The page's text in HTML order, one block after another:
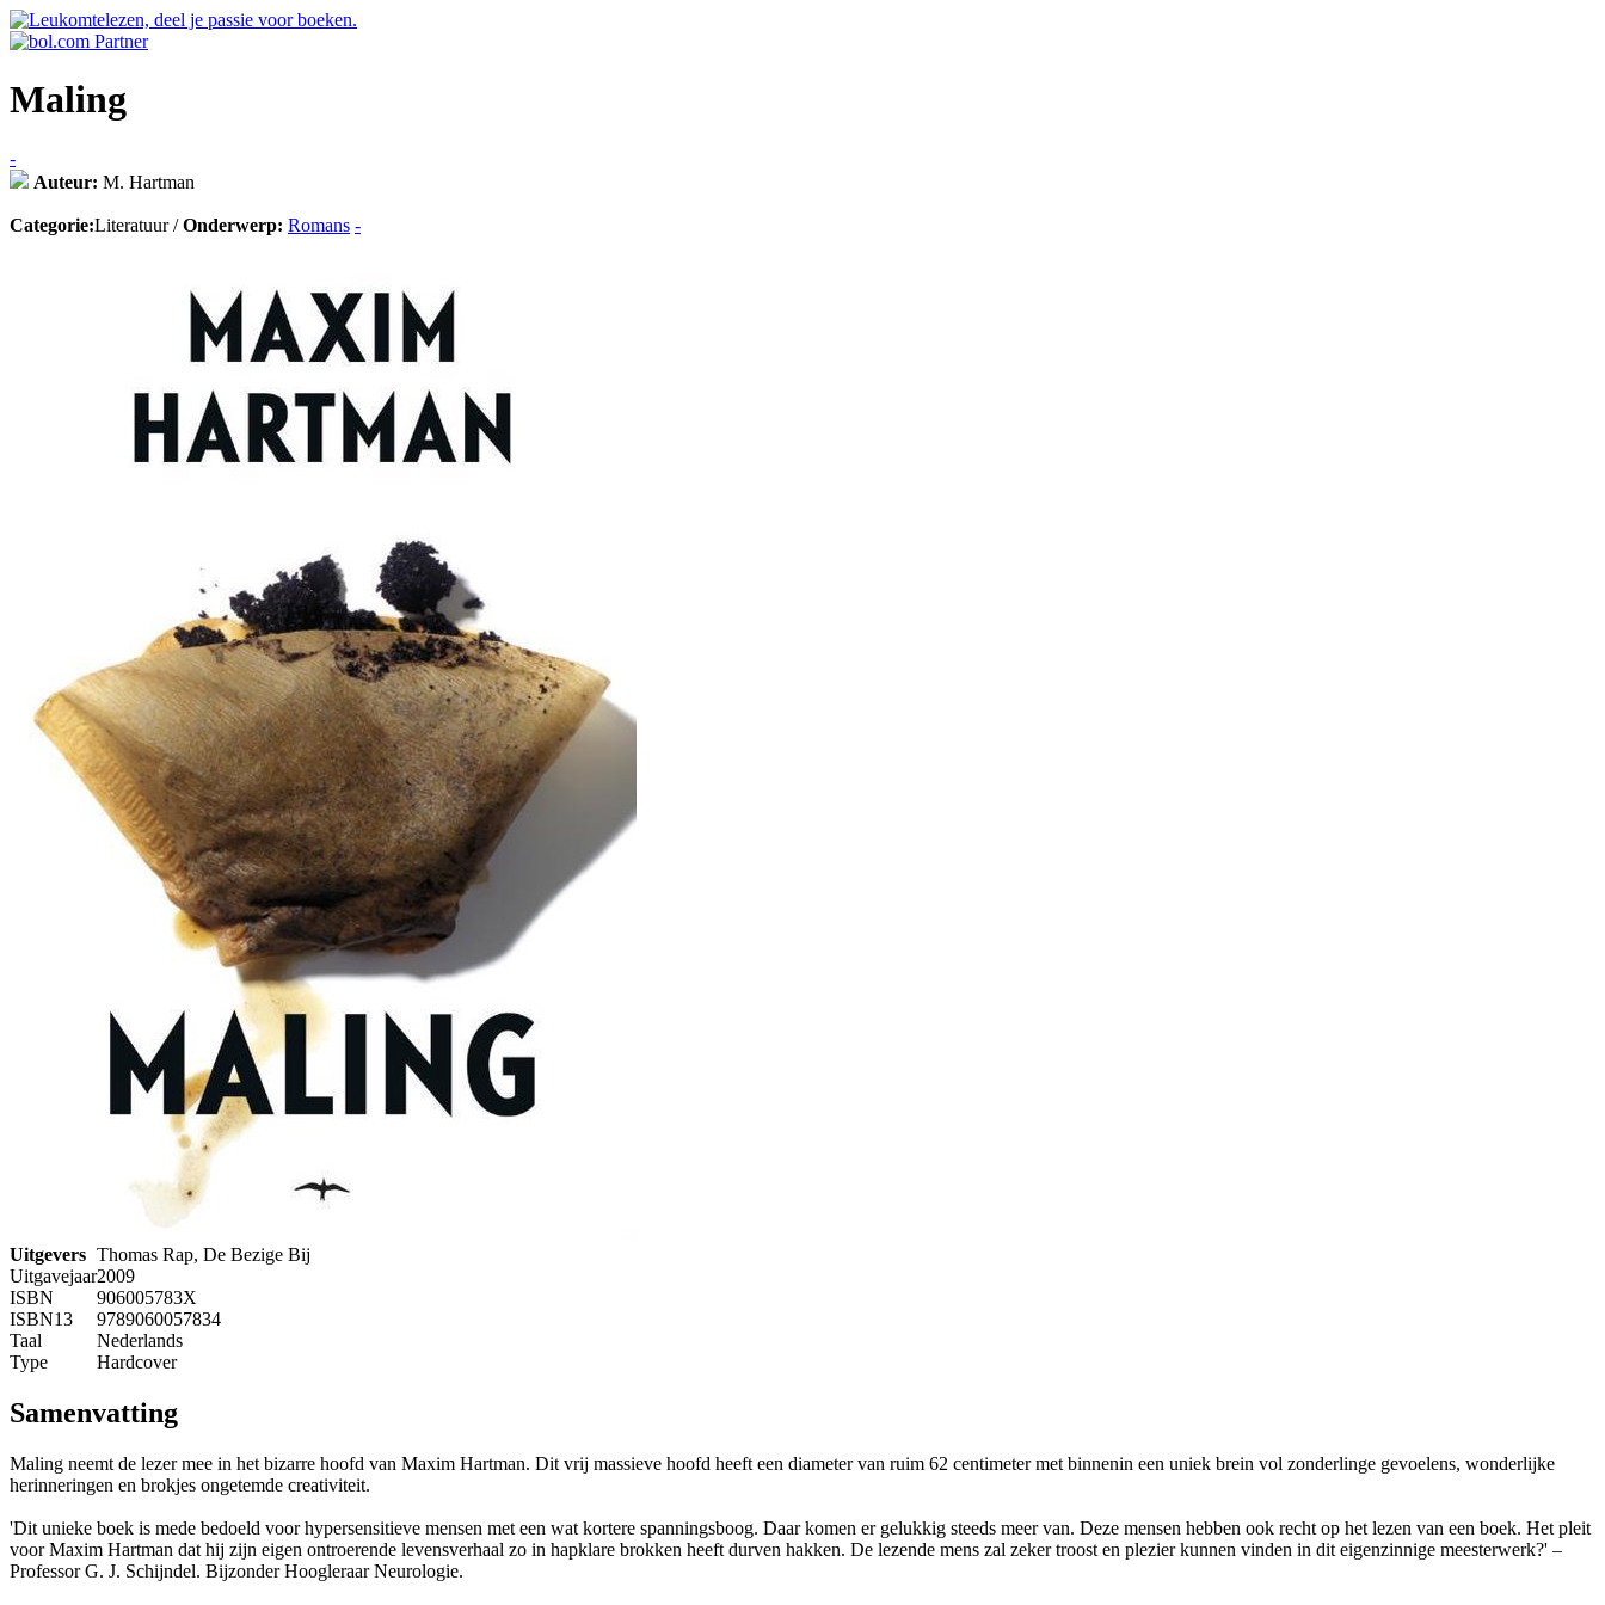
Maling
-
Auteur: M. Hartman
Categorie:Literatuur /Onderwerp: Romans -
Uitgevers Thomas Rap, De Bezige Bij
Uitgavejaar2009
ISBN
906005783X
ISBN13
9789060057834
Taal
Nederlands
Type
Hardcover
Samenvatting
Maling neemt de lezer mee in het bizarre hoofd van Maxim Hartman. Dit vrij massieve hoofd heeft een diameter van ruim 62 centimeter met binnenin een uniek brein vol zonderlinge gevoelens, wonderlijke
herinneringen en brokjes ongetemde creativiteit.
'Dit unieke boek is mede bedoeld voor hypersensitieve mensen met een wat kortere spanningsboog. Daar komen er gelukkig steeds meer van. Deze mensen hebben ook recht op het lezen van een boek. Het pleit
voor Maxim Hartman dat hij zijn eigen ontroerende levensverhaal zo in hapklare brokken heeft durven hakken. De lezende mens zal zeker troost en plezier kunnen vinden in dit eigenzinnige meesterwerk?' –
Professor G. J. Schijndel. Bijzonder Hoogleraar Neurologie.